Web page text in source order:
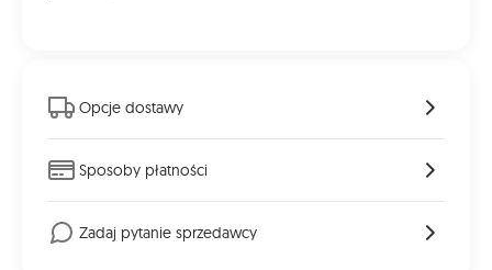
Opcje dostawy
Sposoby płatności
Zadaj pytanie sprzedawcy